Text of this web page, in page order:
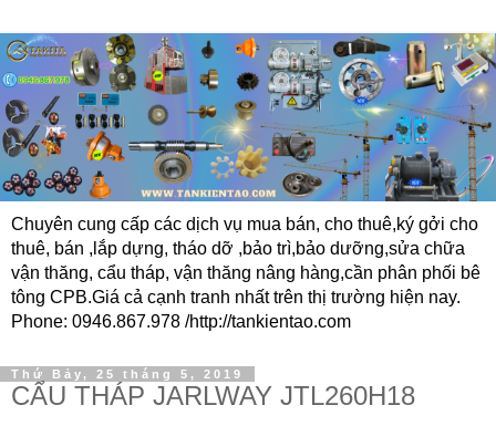
Chuyên cung cấp các dịch vụ mua bán, cho thuê,ký gởi cho
thuê, bán ,lắp dựng, tháo dỡ ,bảo trì,bảo dưỡng,sửa chữa
vận thăng, cẩu tháp, vận thăng nâng hàng,cần phân phối bê
tông CPB.Giá cả cạnh tranh nhất trên thị trường hiện nay.
Phone: 0946.867.978 /http://tankientao.com
Thứ Bảy, 25 tháng 5, 2019
CẨU THÁP JARLWAY JTL260H18